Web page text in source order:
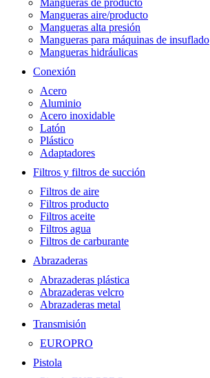
Mangueras de producto
Mangueras aire/producto
Mangueras alta presión
Mangueras para máquinas de insuflado
Mangueras hidráulicas
Conexión
Acero
Aluminio
Acero inoxidable
Latón
Plástico
Adaptadores
Filtros y filtros de succión
Filtros de aire
Filtros producto
Filtros aceite
Filtros agua
Filtros de carburante
Abrazaderas
Abrazaderas plástica
Abrazaderas velcro
Abrazaderas metal
Transmisión
EUROPRO
Pistola